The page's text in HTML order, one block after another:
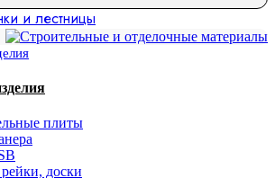
и лестницы
плиты
доски